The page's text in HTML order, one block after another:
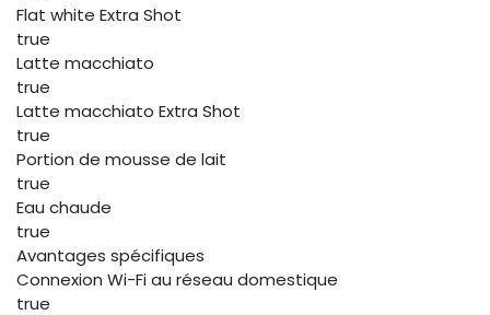
Flat white Extra Shot
true
Latte macchiato
true
Latte macchiato Extra Shot
true
Portion de mousse de lait
true
Eau chaude
true
Avantages spécifiques
Connexion Wi-Fi au réseau domestique
true